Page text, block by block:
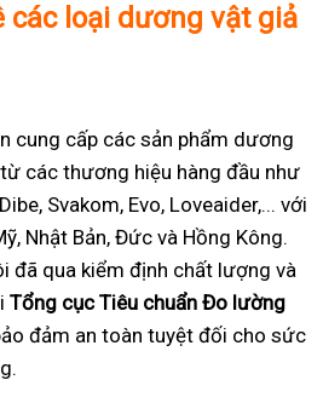
các loại dương vật giả
cung cấp các sản phẩm dương
các thương hiệu hàng đầu như
Svakom, Evo, Loveaider,... với
Nhật Bản, Đức và Hồng Kông.
đã qua kiểm định chất lượng và
Tổng cục Tiêu chuẩn Đo lường
đảm an toàn tuyệt đối cho sức